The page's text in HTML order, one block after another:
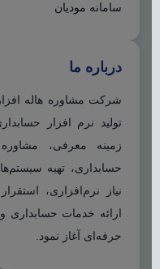
سامانه مودیان
درباره ما
تولید نرم افزار
زمینه معرفی،
حسابداری، تهیه
نیاز نرم‌افزاری،
ارائه خدمات حسابداری
حرفه‌ای آغاز نمود.